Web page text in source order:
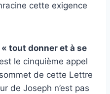
cette exigence
« tout donner et à se
le cinquième appel
de cette Lettre
de Joseph n’est pas